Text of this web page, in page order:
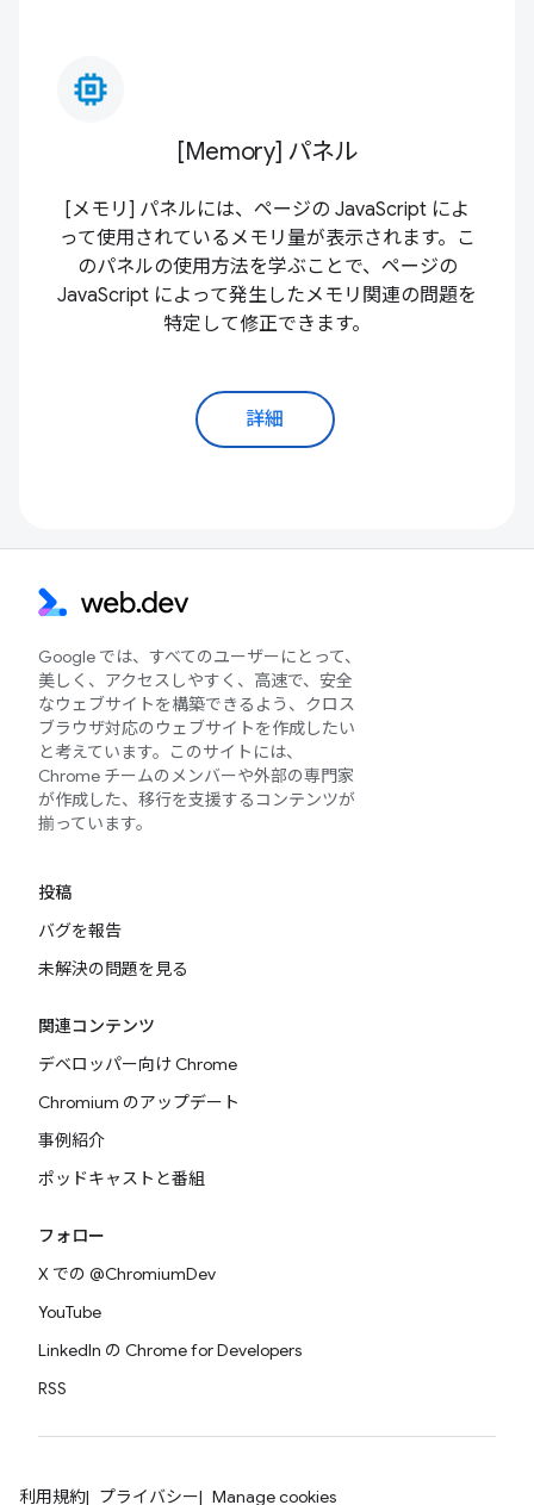
memory_alt
[Memory] パネル
[メモリ] パネルには、ページの JavaScript によ
って使用されているメモリ量が表示されます。こ
のパネルの使用方法を学ぶことで、ページの
JavaScript によって発生したメモリ関連の問題を
特定して修正できます。
詳細
Google では、すべてのユーザーにとって、
美しく、アクセスしやすく、高速で、安全
なウェブサイトを構築できるよう、クロス
ブラウザ対応のウェブサイトを作成したい
と考えています。このサイトには、
Chrome チームのメンバーや外部の専門家
が作成した、移行を支援するコンテンツが
揃っています。
投稿
バグを報告
未解決の問題を見る
関連コンテンツ
デベロッパー向け Chrome
Chromium のアップデート
事例紹介
ポッドキャストと番組
フォロー
X での @ChromiumDev
YouTube
LinkedIn の Chrome for Developers
RSS
利用規約 プライバシー Manage cookies